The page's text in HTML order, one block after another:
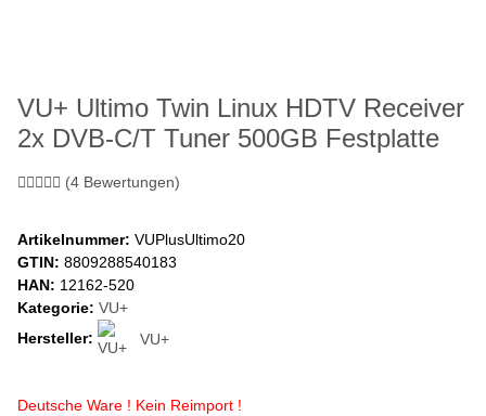
VU+ Ultimo Twin Linux HDTV Receiver
2x DVB-C/T Tuner 500GB Festplatte
(4 Bewertungen)
Artikelnummer: VUPlusUltimo20
GTIN: 8809288540183
HAN: 12162-520
Kategorie: VU+
Hersteller:
VU+
Deutsche Ware ! Kein Reimport !